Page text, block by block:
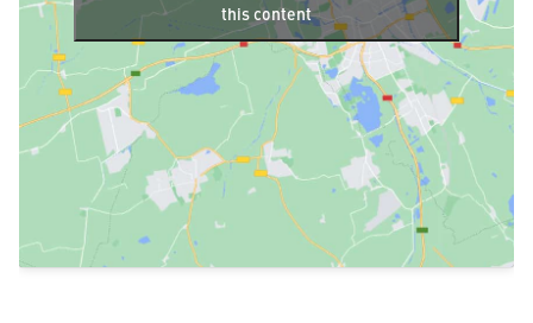
this content